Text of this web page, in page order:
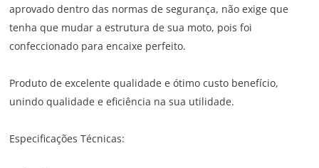
aprovado dentro das normas de segurança, não exige que
tenha que mudar a estrutura de sua moto, pois foi
confeccionado para encaixe perfeito.
Produto de excelente qualidade e ótimo custo benefício,
unindo qualidade e eficiência na sua utilidade.
Especificações Técnicas: